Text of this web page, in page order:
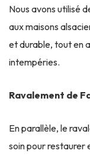
Nous avons utilisé
aux maisons
et durable, tout en
intempéries.
Ravalement de
En parallèle, le
soin pour restaurer